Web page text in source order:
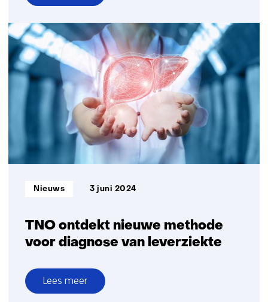
over
TNO-
onderzoek:
Vezels
goed
voor
geest
TNO ontdekt nieuwe methode
voor diagnose van leverziekte
Informatietype:
Nieuws 3 juni 2024
Lees meer
over